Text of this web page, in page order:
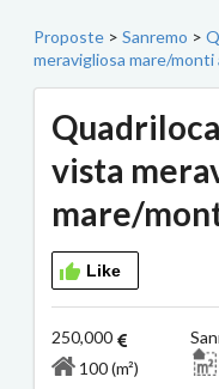
Proposte > Sanremo >
meravigliosa mare/monti
vista
mare/
Like
250,000
100 (m²)